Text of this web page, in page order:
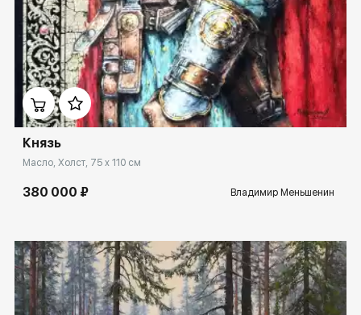
Домен: ekb.rakovgallery.ru
Князь
Масло, Холст, 75 x 110 см
380 000 ₽ Владимир Меньшенин